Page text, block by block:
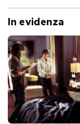
In evidenza